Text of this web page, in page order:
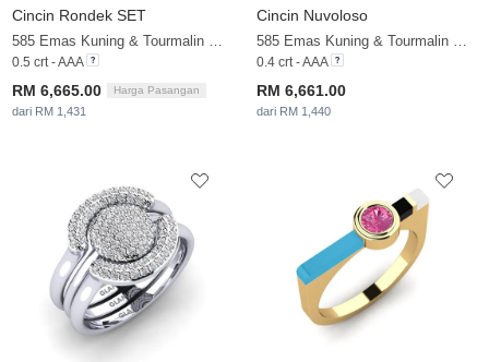
Cincin Rondek SET
0.5 crt - AAA
RM 6,665.00 Harga Pasangan
dari RM 1,431
Cincin Nuvoloso
0.4 crt - AAA
RM 6,661.00
dari RM 1,440